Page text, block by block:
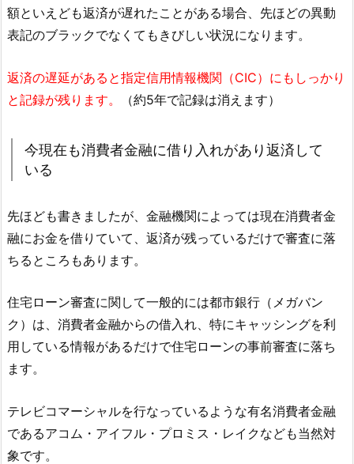
額といえども返済が遅れたことがある場合、先ほどの異動
表記のブラックでなくてもきびしい状況になります。
返済の遅延があると指定信用情報機関（CIC）にもしっかり
と記録が残ります。
（約5年で記録は消えます）
今現在も消費者金融に借り入れがあり返済して
いる
先ほども書きましたが、金融機関によっては現在消費者金
融にお金を借りていて、返済が残っているだけで審査に落
ちるところもあります。
住宅ローン審査に関して一般的には都市銀行（メガバン
ク）は、消費者金融からの借入れ、特にキャッシングを利
用している情報があるだけで住宅ローンの事前審査に落ち
ます。
テレビコマーシャルを行なっているような有名消費者金融
であるアコム・アイフル・プロミス・レイクなども当然対
象です。